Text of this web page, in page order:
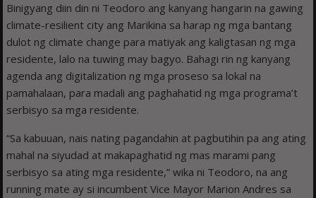
Binigyang diin din ni Teodoro ang kanyang hangarin na gawing
climate-resilient city ang Marikina sa harap ng mga bantang
dulot ng climate change para matiyak ang kaligtasan ng mga
residente, lalo na tuwing may bagyo. Bahagi rin ng kanyang
agenda ang digitalization ng mga proseso sa lokal na
pamahalaan, para madali ang paghahatid ng mga programa’t
serbisyo sa mga residente.
“Sa kabuuan, nais nating pagandahin at pagbutihin pa ang ating
mahal na siyudad at makapaghatid ng mas marami pang
serbisyo sa ating mga residente,” wika ni Teodoro, na ang
running mate ay si incumbent Vice Mayor Marion Andres sa